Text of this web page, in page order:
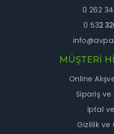
0 262
0 532
MÜŞTERİ
Online
Sipariş
İptal
Gizlilik ve